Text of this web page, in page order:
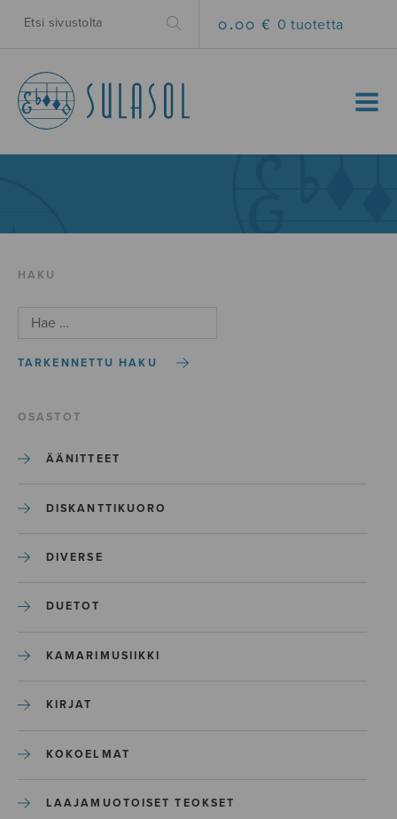
0.00 € 0 tuotetta
MENU
HAKU
TARKENNETTU HAKU
OSASTOT
ÄÄNITTEET
DISKANTTIKUORO
DIVERSE
DUETOT
KAMARIMUSIIKKI
KIRJAT
KOKOELMAT
LAAJAMUOTOISET TEOKSET